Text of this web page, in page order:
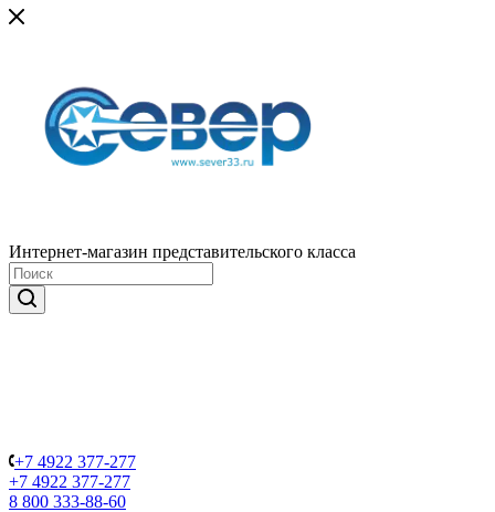
Интернет-магазин представительского класса
+7 4922 377-277
+7 4922 377-277
8 800 333-88-60